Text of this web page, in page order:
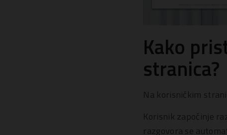
Kako
stranica?
Na korisničkim
Korisnik započinje
razgovora se